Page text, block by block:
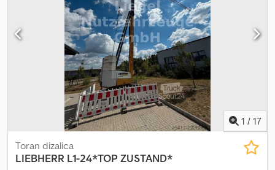
1 / 17
Toran dizalica
LIEBHERR L1-24*TOP ZUSTAND*